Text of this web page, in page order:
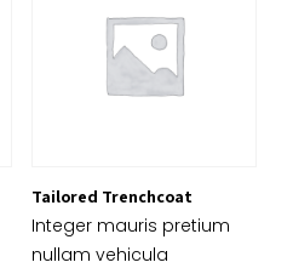
$189.00.$139.99.
Tailored Trenchcoat
Integer mauris pretium
nullam vehicula